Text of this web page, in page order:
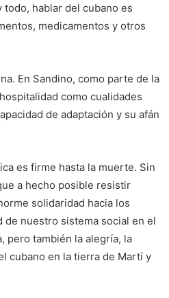
hablar del cubano es
medicamentos y otros
En Sandino, como parte de la
como cualidades
de adaptación y su afán
es firme hasta la muerte. Sin
a hecho posible resistir
solidaridad hacia los
de nuestro sistema social en el
pero también la alegría, la
cubano en la tierra de Martí y